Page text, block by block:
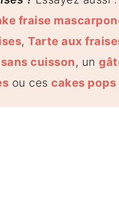
fraise
,Tarte aux
cuisson, un
ou ces cakes pops